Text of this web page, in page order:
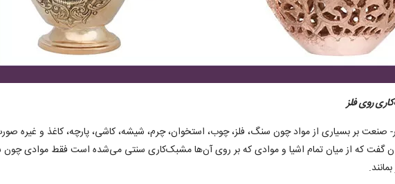
صنعت بر بسیاری از مواد چون سنگ، فلز، چوب، استخوان، چرم، شیشه، کاشی، پارچه، کاغذ و غیره
گفت که از میان تمام اشیا و موادی که بر روی آن‌ها مشبک‌کاری سنتی می‌شده است فقط موادی چون